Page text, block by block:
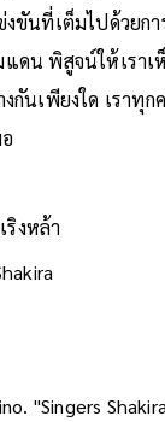
ษย์โลกมีปฏิสัมพัน
ขันที่เต็มไปด้วยกา
ดน พิสูจน์ให้เราเ
นเพียงใด เราทุก
งหล้า